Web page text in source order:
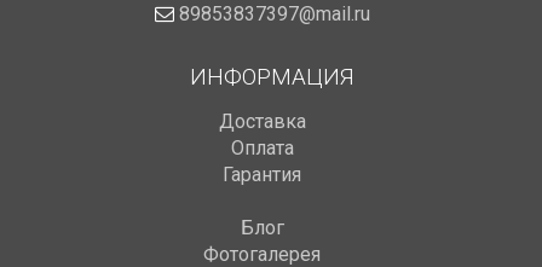
89853837397@mail.ru
ИНФОРМАЦИЯ
Доставка
Оплата
Гарантия
Блог
Фотогалерея